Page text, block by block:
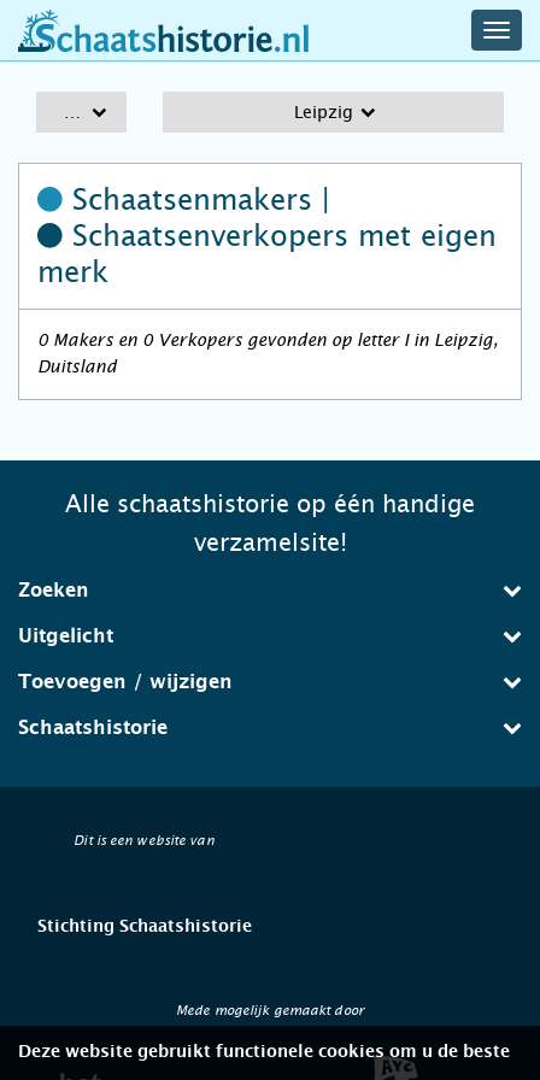
schaatshistorie.nl
Leipzig
Schaatsenmakers |
Schaatsenverkopers met eigen
merk
0 Makers en 0 Verkopers gevonden op letter I in Leipzig,
Duitsland
Alle schaatshistorie op één handige
verzamelsite!
Zoeken
Uitgelicht
Toevoegen / wijzigen
Schaatshistorie
Dit is een website van
Stichting Schaatshistorie
Mede mogelijk gemaakt door
Deze website gebruikt functionele cookies om u de beste